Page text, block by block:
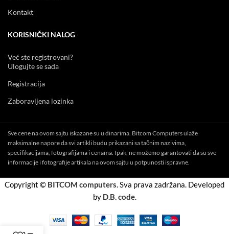
Kontakt
KORISNIČKI NALOG
Već ste registrovani?
Ulogujte se sada
Registracija
Zaboravljena lozinka
Sve cene na ovom sajtu iskazane su u dinarima. Bitcom Computers ulaže
maksimalne napore da svi artikli budu prikazani sa tačnim nazivima,
specifikacijama, fotografijama i cenama. Ipak, ne možemo garantovati da su sve
informacije i fotografije artikala na ovom sajtu u potpunosti ispravne.
Copyright © BITCOM computers. Sva prava zadržana. Developed
by D.B. code.